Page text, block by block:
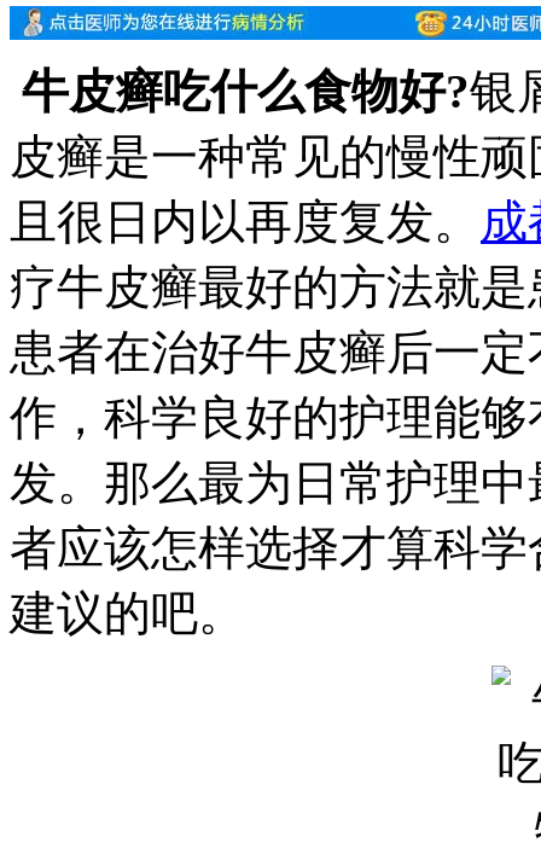
牛皮癣吃什么食物好?银
皮癣是一种常见的慢性
且很日内以再度复发。
疗牛皮癣最好的方法就
患者在治好牛皮癣后一
作，科学良好的护理能
发。那么最为日常护理
者应该怎样选择才算科
建议的吧。